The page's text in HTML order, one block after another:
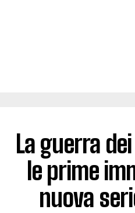
La guerra
le prime
nuova